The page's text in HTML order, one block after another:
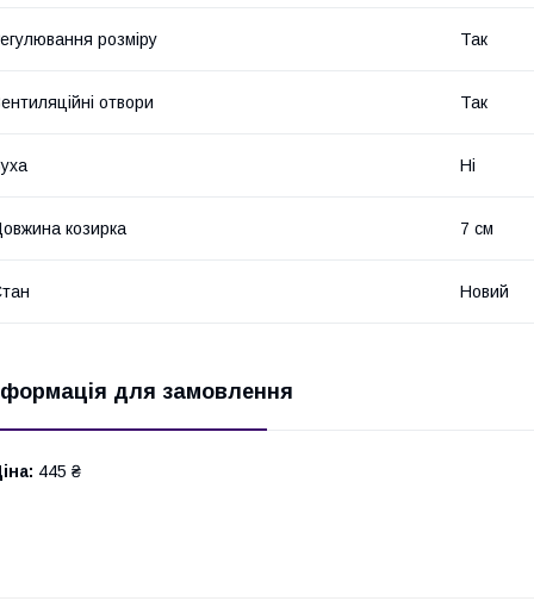
розміру Так
отвори Так
Ні
козирка 7 см
Новий
для замовлення
445 ₴